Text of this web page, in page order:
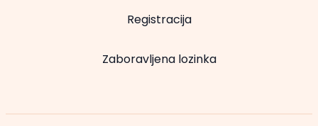
Registracija
Zaboravljena lozinka